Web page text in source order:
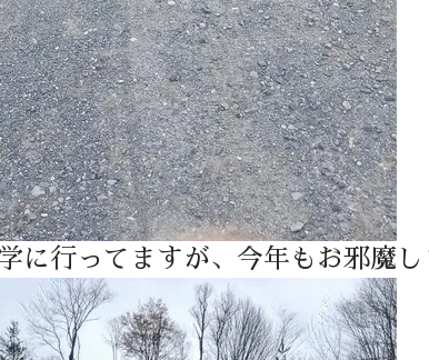
に行ってますが、今年もお邪魔し